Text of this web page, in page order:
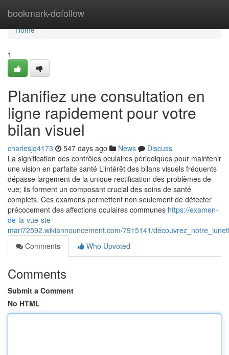
bookmark-dofollow
Home
Home
1
Planifiez une consultation en
ligne rapidement pour votre
bilan visuel
charlesjq4173 547 days ago News
Discuss
La signification des contrôles oculaires périodiques pour maintenir
une vision en parfaite santé L'intérêt des bilans visuels fréquents
dépasse largement de la unique rectification des problèmes de
vue; ils forment un composant crucial des soins de santé
complets. Ces examens permettent non seulement de détecter
précocement des affections oculaires communes https://examen-
de-la-vue-ste-
mari72592.wikiannouncement.com/7915141/
Comments
Who Upvoted
Comments
Submit a Comment
No HTML